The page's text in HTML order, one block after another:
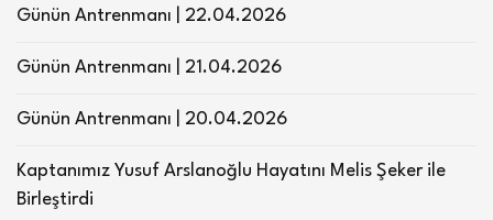
Günün Antrenmanı | 22.04.2026
Günün Antrenmanı | 21.04.2026
Günün Antrenmanı | 20.04.2026
Kaptanımız Yusuf Arslanoğlu Hayatını Melis Şeker ile
Birleştirdi